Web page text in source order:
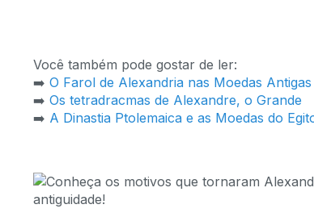
Você também pode gostar de ler:
➡️ O Farol de Alexandria nas Moedas Antigas
➡️ Os tetradracmas de Alexandre, o Grande
➡️ A Dinastia Ptolemaica e as Moedas do